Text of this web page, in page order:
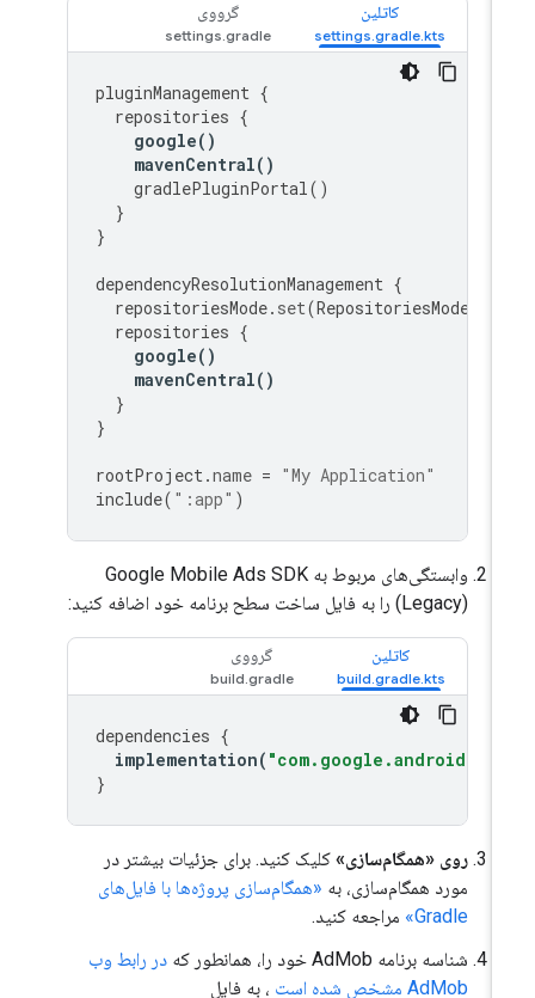
کاتلین گرووی
pluginManagement
repositories
google
mavenCentral
gradlePluginPortal
dependencyResolutionManagement
repositoriesMode.set(RepositoriesMode
repositories
google
mavenCentral
rootProject.name = "My Application"
include (":app"
وابستگی‌های مربوط بهGoogle Mobile Ads SDK
(Legacy)را به فایل ساخت سطح برنامه خود اضافه کنید:
کاتلین گرووی
dependencies
implementation(
روی «همگام‌سازی»کلیک کنید. برای جزئیات بیشتر در
مورد همگام‌سازی، به«همگام‌سازی پروژه‌ها با فایل‌های
Gradle» مراجعه کنید.
شناسه برنامه AdMob خود را، همانطور که
در رابط وب
AdMob مشخص شده است
، به فایل